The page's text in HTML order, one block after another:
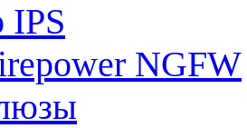
IPS
NGFW